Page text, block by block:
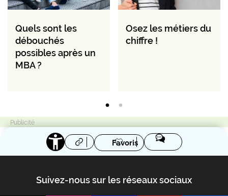
Quels sont les
débouchés
possibles après un
MBA ?
Osez les métiers du
chiffre !
Favoris
Suivez-nous sur les réseaux sociaux